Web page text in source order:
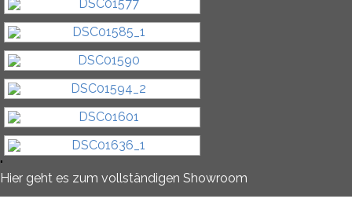
"
Hier geht es zum vollständigen Showroom